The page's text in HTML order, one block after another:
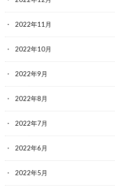
2022年11月
2022年10月
2022年9月
2022年8月
2022年7月
2022年6月
2022年5月